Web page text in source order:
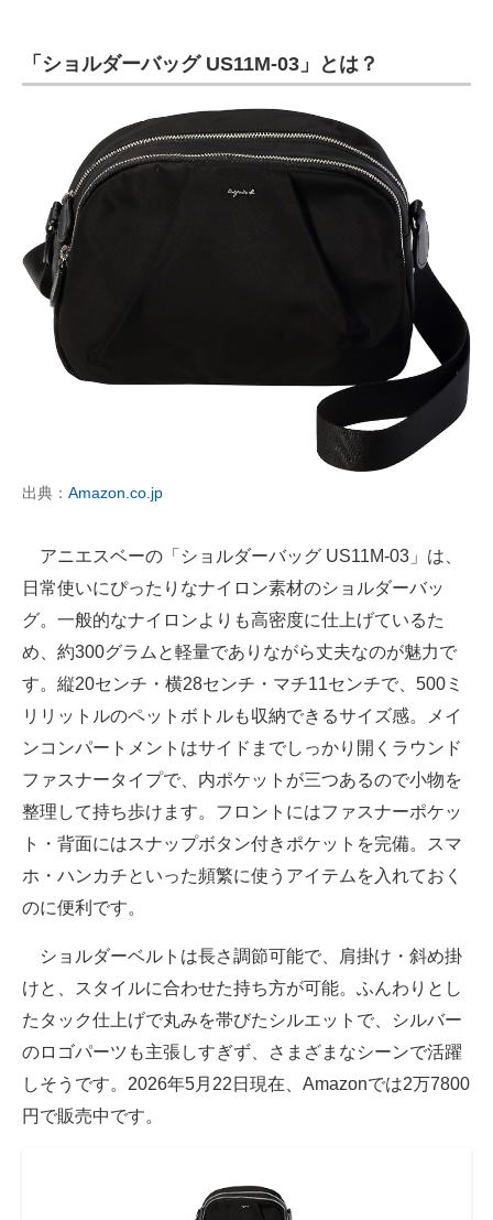
「ショルダーバッグ US11M-03」とは？
出典： Amazon.co.jp
アニエスベーの「ショルダーバッグ US11M-03」は、
日常使いにぴったりなナイロン素材のショルダーバッ
グ。一般的なナイロンよりも高密度に仕上げているた
め、約300グラムと軽量でありながら丈夫なのが魅力で
す。縦20センチ・横28センチ・マチ11センチで、500ミ
リリットルのペットボトルも収納できるサイズ感。メイ
ンコンパートメントはサイドまでしっかり開くラウンド
ファスナータイプで、内ポケットが三つあるので小物を
整理して持ち歩けます。フロントにはファスナーポケッ
ト・背面にはスナップボタン付きポケットを完備。スマ
ホ・ハンカチといった頻繁に使うアイテムを入れておく
のに便利です。
ショルダーベルトは長さ調節可能で、肩掛け・斜め掛
けと、スタイルに合わせた持ち方が可能。ふんわりとし
たタック仕上げで丸みを帯びたシルエットで、シルバー
のロゴパーツも主張しすぎず、さまざまなシーンで活躍
しそうです。2026年5月22日現在、Amazonでは2万7800
円で販売中です。